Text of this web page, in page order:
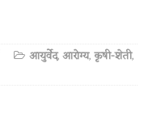
आयुर्वेद,आरोग्य,कृषी-शेती,